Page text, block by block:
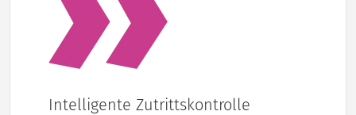
Intelligente Zutrittskontrolle